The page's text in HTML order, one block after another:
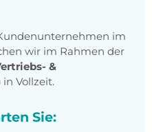
im
wir im Rahmen der
&
in Vollzeit.
Sie: